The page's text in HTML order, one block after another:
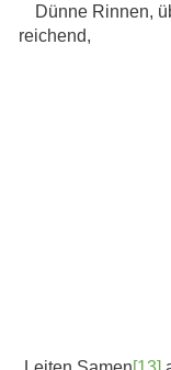
Dünne Rinnen,